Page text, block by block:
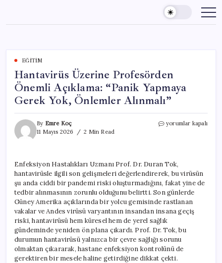
content
EĞITIM
Hantavirüs Üzerine Profesörden
Önemli Açıklama: “Panik Yapmaya
Gerek Yok, Önlemler Alınmalı”
By Emre Koç
11 Mayıs 2026
2 Min Read
Hantavirüs
“Panik
Yapmaya
Gerek
Yok,
Önlemler
için
yorumlar kapalı
Enfeksiyon Hastalıkları Uzmanı Prof. Dr. Duran Tok,
hantavirüsle ilgili son gelişmeleri değerlendirerek, bu virüsün
şu anda ciddi bir pandemi riski oluşturmadığını, fakat yine de
tedbir alınmasının zorunlu olduğunu belirtti. Son günlerde
Güney Amerika açıklarında bir yolcu gemisinde rastlanan
vakalar ve Andes virüsü varyantının insandan insana geçiş
riski, hantavirüsü hem küresel hem de yerel sağlık
gündeminde yeniden ön plana çıkardı. Prof. Dr. Tok, bu
durumun hantavirüsü yalnızca bir çevre sağlığı sorunu
olmaktan çıkararak, hastane enfeksiyon kontrolünü de
gerektiren bir mesele haline getirdiğine dikkat çekti.